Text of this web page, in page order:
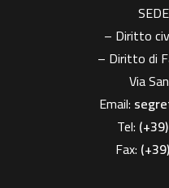
– Diritto
– Diritto di
Via
Email:
Tel:
Fax: (+39)